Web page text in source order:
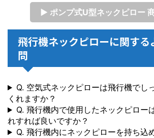
▶ ポンプ式U型ネックピロー
飛行機ネックピローに関する
問
Q. 空気式ネックピローは飛行機でし
くれますか？
Q. 飛行機内で使用したネックピロー
れすれば良いですか？
Q. 飛行機内にネックピローを持ち込